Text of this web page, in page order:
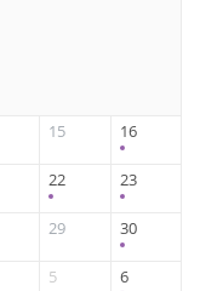
15 16
22 23
29 30
5 6